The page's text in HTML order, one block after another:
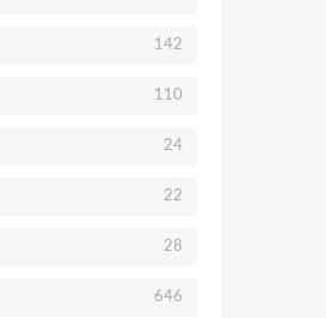
142
110
24
22
28
646